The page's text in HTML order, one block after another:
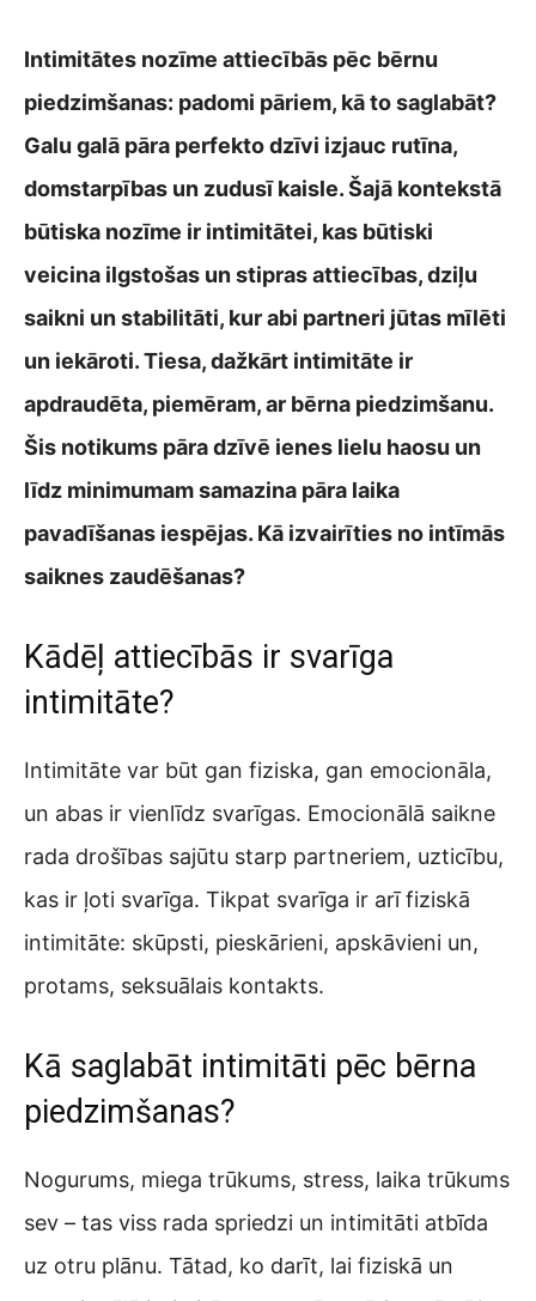
Intimitātes nozīme attiecībās pēc bērnu
piedzimšanas: padomi pāriem, kā to saglabāt?
Galu galā pāra perfekto dzīvi izjauc rutīna,
domstarpības un zudusī kaisle. Šajā kontekstā
būtiska nozīme ir intimitātei, kas būtiski
veicina ilgstošas un stipras attiecības, dziļu
saikni un stabilitāti, kur abi partneri jūtas mīlēti
un iekāroti. Tiesa, dažkārt intimitāte ir
apdraudēta, piemēram, ar bērna piedzimšanu.
Šis notikums pāra dzīvē ienes lielu haosu un
līdz minimumam samazina pāra laika
pavadīšanas iespējas. Kā izvairīties no intīmās
saiknes zaudēšanas?
Kādēļ attiecībās ir svarīga
intimitāte?
Intimitāte var būt gan fiziska, gan emocionāla,
un abas ir vienlīdz svarīgas. Emocionālā saikne
rada drošības sajūtu starp partneriem, uzticību,
kas ir ļoti svarīga. Tikpat svarīga ir arī fiziskā
intimitāte: skūpsti, pieskārieni, apskāvieni un,
protams, seksuālais kontakts.
Kā saglabāt intimitāti pēc bērna
piedzimšanas?
Nogurums, miega trūkums, stress, laika trūkums
sev – tas viss rada spriedzi un intimitāti atbīda
uz otru plānu. Tātad, ko darīt, lai fiziskā un